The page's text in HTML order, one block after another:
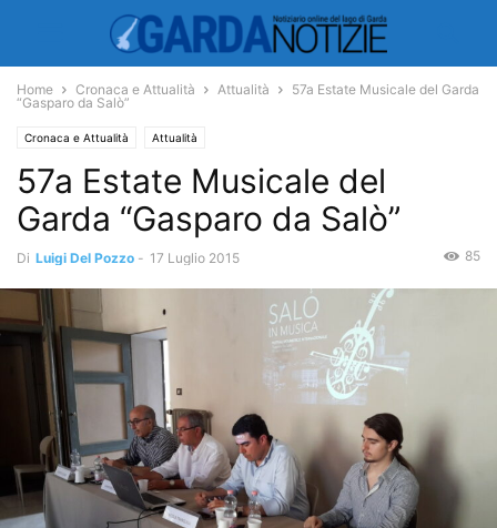
Home Cronaca e Attualità Attualità
57a Estate Musicale del Garda
“Gasparo da Salò”
Cronaca e Attualità Attualità
57a Estate Musicale del
Garda “Gasparo da Salò”
Di Luigi Del Pozzo - 17 Luglio 2015 85